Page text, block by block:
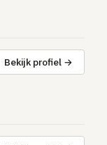
Bekijk profiel →